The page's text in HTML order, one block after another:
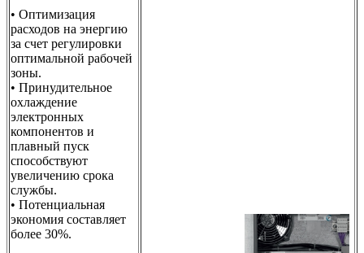
• Оптимизация
расходов на энергию
за счет регулировки
оптимальной рабочей
зоны.
• Принудительное
охлаждение
электронных
компонентов и
плавный пуск
способствуют
увеличению срока
службы.
• Потенциальная
экономия составляет
более 30%.